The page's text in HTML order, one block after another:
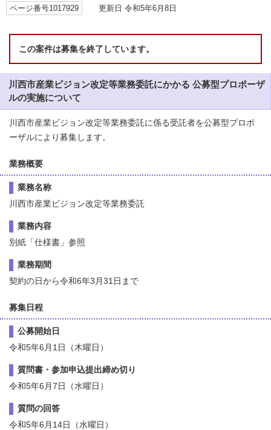
ページ番号1017929 更新日 令和5年6月8日
この案件は募集を終了しています。
川西市産業ビジョン改定等業務委託にかかる 公募型プロポーザ
ルの実施について
川西市産業ビジョン改定等業務委託に係る受託者を公募型プロポ
ーザルにより募集します。
業務概要
業務名称
川西市産業ビジョン改定等業務委託
業務内容
別紙「仕様書」参照
業務期間
契約の日から令和6年3月31日まで
募集日程
公募開始日
令和5年6月1日（木曜日）
質問書・参加申込提出締め切り
令和5年6月7日（水曜日）
質問の回答
令和5年6月14日（水曜日）